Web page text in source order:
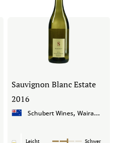
Sauvignon Blanc Estate
2016
Schubert Wines, Wairarapa
Leicht
Schwer